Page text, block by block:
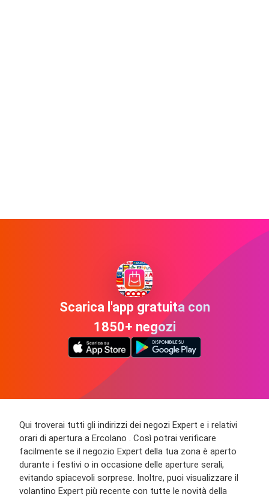
Scarica l'app gratuita con
1850+ negozi
Qui troverai tutti gli indirizzi dei negozi Expert e i relativi
orari di apertura a Ercolano . Così potrai verificare
facilmente se il negozio Expert della tua zona è aperto
durante i festivi o in occasione delle aperture serali,
evitando spiacevoli sorprese. Inoltre, puoi visualizzare il
volantino Expert più recente con tutte le novità della